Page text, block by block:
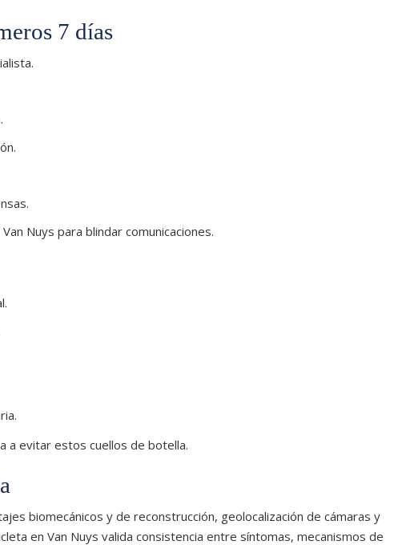
7 días
Nuys para blindar comunicaciones.
a evitar estos cuellos de botella.
biomecánicos y de reconstrucción, geolocalización de cámaras y
en Van Nuys valida consistencia entre síntomas, mecanismos de